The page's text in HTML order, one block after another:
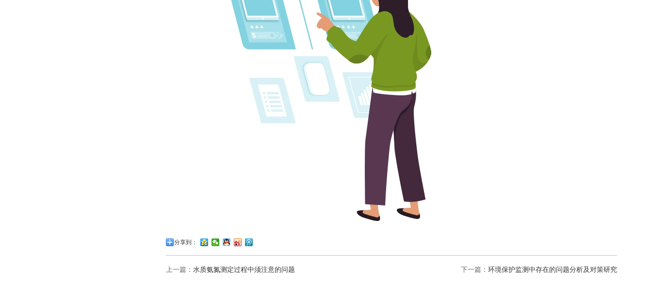
分享到：
上一篇： 水质氨氮测定过程中须注意的问题 下一篇： 环境保护监测中存在的问题分析及对策研究